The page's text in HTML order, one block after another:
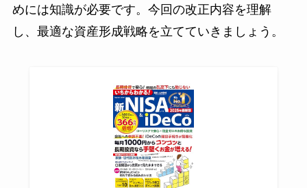
めには知識が必要です。今回の改正内容を理解
し、最適な資産形成戦略を立てていきましょう。